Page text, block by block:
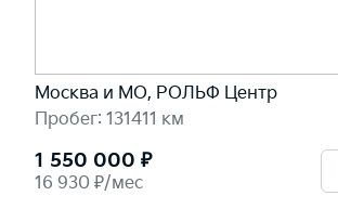
Москва и МО, РОЛЬФ Центр
Пробег: 131411 км
1 550 000 ₽
16 930 ₽/мес